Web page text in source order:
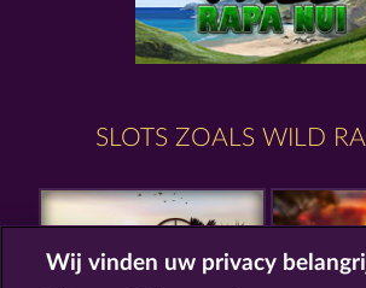
SLOTS ZOALS WILD
Wij vinden uw privacy